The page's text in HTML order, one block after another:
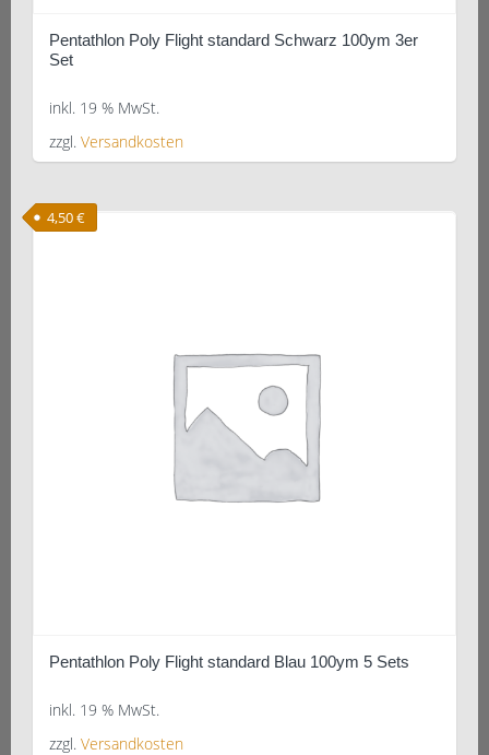
Pentathlon Poly Flight standard Schwarz 100ym 3er
Set
inkl. 19 % MwSt.
zzgl. Versandkosten
Pentathlon Poly Flight standard Blau 100ym 5 Sets
4,50€
inkl. 19 % MwSt.
zzgl. Versandkosten